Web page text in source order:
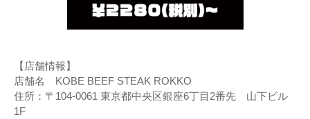
【店舗情報】
店舗名 KOBE BEEF STEAK ROKKO
住所：〒104-0061 東京都中央区銀座6丁目2番先 山下ビル
1F